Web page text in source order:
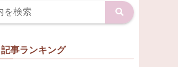
事ランキング